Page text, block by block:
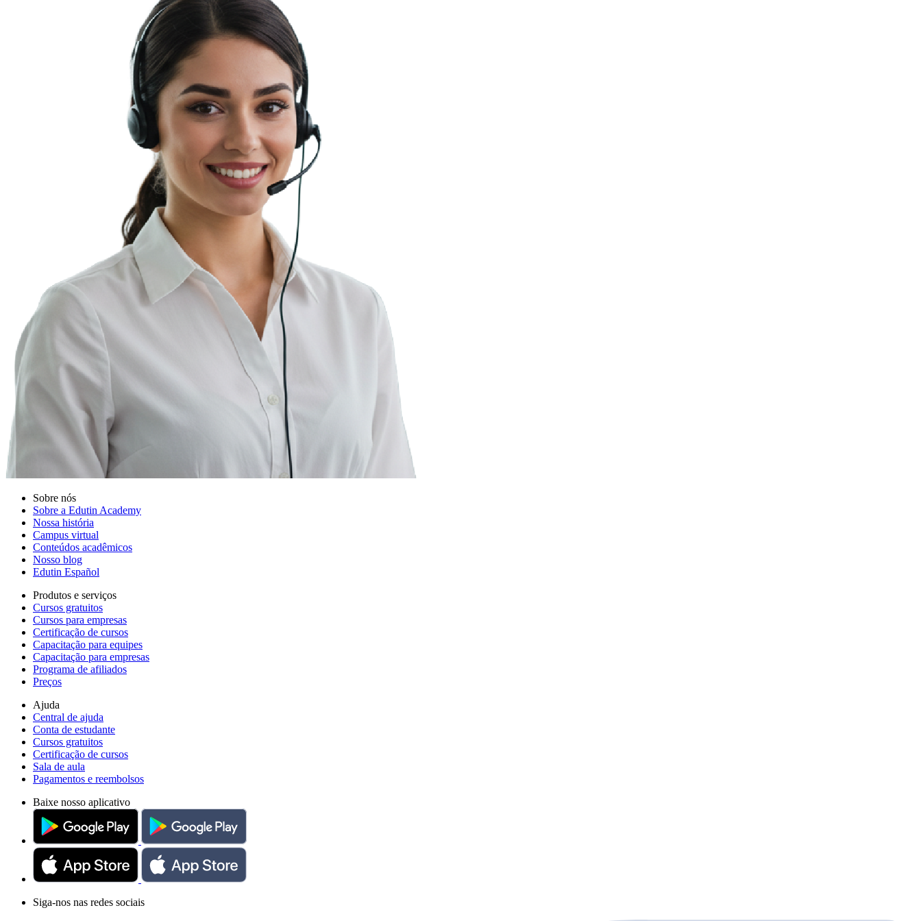
Sobre nós
Sobre a Edutin Academy
Nossa história
Campus virtual
Conteúdos acadêmicos
Nosso blog
Edutin Español
Produtos e serviços
Cursos gratuitos
Cursos para empresas
Certificação de cursos
Capacitação para equipes
Capacitação para empresas
Programa de afiliados
Preços
Ajuda
Central de ajuda
Conta de estudante
Cursos gratuitos
Certificação de cursos
Sala de aula
Pagamentos e reembolsos
Baixe nosso aplicativo
Siga-nos nas redes sociais